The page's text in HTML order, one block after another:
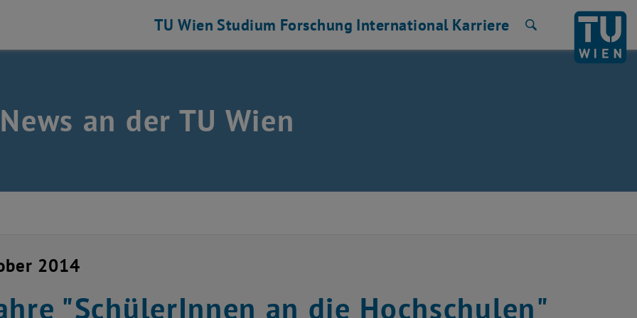
TU Wien Studium Forschung International Karriere
an der TU Wien
2014
"SchülerInnen an die Hochschulen"